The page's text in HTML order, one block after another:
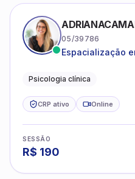
05/39786
Espacialização
Psicologia clínica
CRP ativo Online
SESSÃO
R$ 190